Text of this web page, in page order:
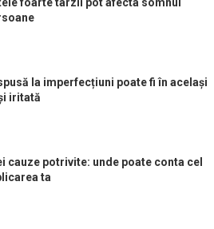
la imperfecțiuni poate fi în același
iritată
cauze potrivite: unde poate conta cel
ta